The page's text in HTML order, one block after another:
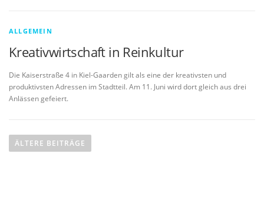
ALLGEMEIN
Kreativwirtschaft in Reinkultur
Die Kaiserstraße 4 in Kiel-Gaarden gilt als eine der kreativsten und
produktivsten Adressen im Stadtteil. Am 11. Juni wird dort gleich aus drei
Anlässen gefeiert.
eÄLTERE BEITRÄGE